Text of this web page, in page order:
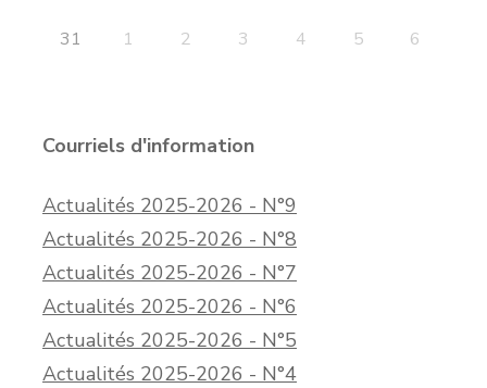
31 1 2 3 4 5 6
Courriels d'information
Actualités 2025-2026 - N°9
Actualités 2025-2026 - N°8
Actualités 2025-2026 - N°7
Actualités 2025-2026 - N°6
Actualités 2025-2026 - N°5
Actualités 2025-2026 - N°4